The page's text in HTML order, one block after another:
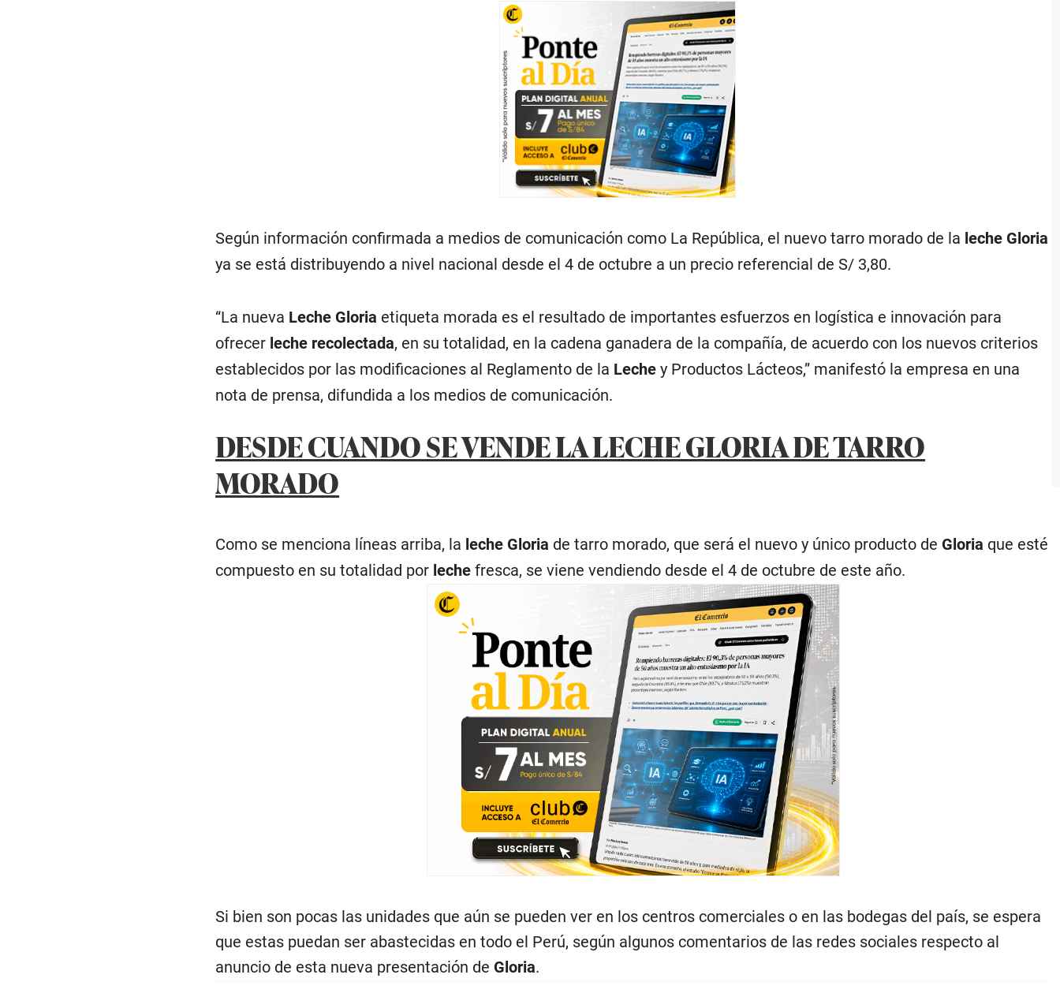
Según información confirmada a medios de comunicación como La República, el nuevo tarro morado de la leche Gloria
ya se está distribuyendo a nivel nacional desde el 4 de octubre a un precio referencial de S/ 3,80.
“La nueva Leche Gloria etiqueta morada es el resultado de importantes esfuerzos en logística e innovación para
ofrecer leche recolectada, en su totalidad, en la cadena ganadera de la compañía, de acuerdo con los nuevos criterios
establecidos por las modificaciones al Reglamento de la Lechey Productos Lácteos,” manifestó la empresa en una
nota de prensa, difundida a los medios de comunicación.
DESDE CUANDO SE VENDE LA LECHE GLORIA DE TARRO
MORADO
Como se menciona líneas arriba, la leche Gloria de tarro morado, que será el nuevo y único producto de Gloria que esté
compuesto en su totalidad por lechefresca, se viene vendiendo desde el 4 de octubre de este año.
Si bien son pocas las unidades que aún se pueden ver en los centros comerciales o en las bodegas del país, se espera
que estas puedan ser abastecidas en todo el Perú, según algunos comentarios de las redes sociales respecto al
anuncio de esta nueva presentación de Gloria.